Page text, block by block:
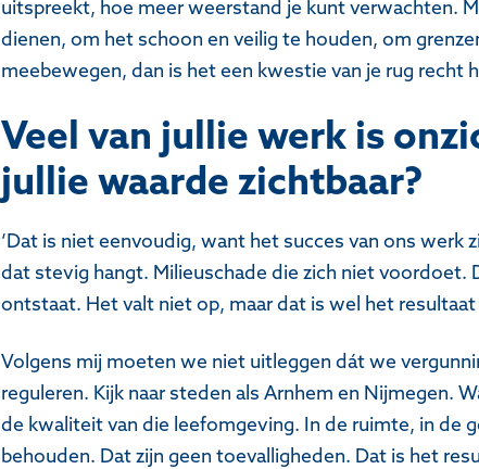
uitspreekt, hoe meer weerstand je kunt verwachten.
dienen, om het schoon en veilig te houden, om
meebewegen, dan is het een kwestie van je rug recht
Veel van jullie werk is
jullie waarde zichtbaar?
‘Dat is niet eenvoudig, want het succes van ons werk
dat stevig hangt. Milieuschade die zich niet voordoet.
ontstaat. Het valt niet op, maar dat is wel het
Volgens mij moeten we niet uitleggen dát we
reguleren. Kijk naar steden als Arnhem en Nijmegen.
de kwaliteit van die leefomgeving. In de ruimte, in de
behouden. Dat zijn geen toevalligheden. Dat is het